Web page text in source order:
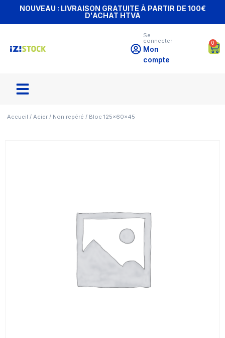
NOUVEAU : LIVRAISON GRATUITE À PARTIR DE 100€
D'ACHAT HTVA
Se
connecter
Mon
compte
0
Accueil / Acier / Non repéré / Bloc 125x60x45